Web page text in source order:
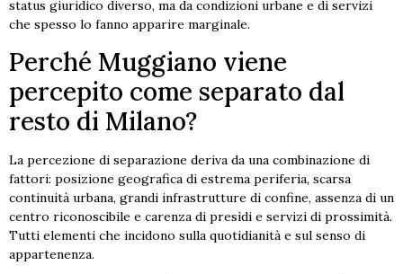
status giuridico diverso, ma da condizioni urbane e di servizi
che spesso lo fanno apparire marginale.
Perché Muggiano viene
percepito come separato dal
resto di Milano?
La percezione di separazione deriva da una combinazione di
fattori: posizione geografica di estrema periferia, scarsa
continuità urbana, grandi infrastrutture di confine, assenza di un
centro riconoscibile e carenza di presìdi e servizi di prossimità.
Tutti elementi che incidono sulla quotidianità e sul senso di
appartenenza.